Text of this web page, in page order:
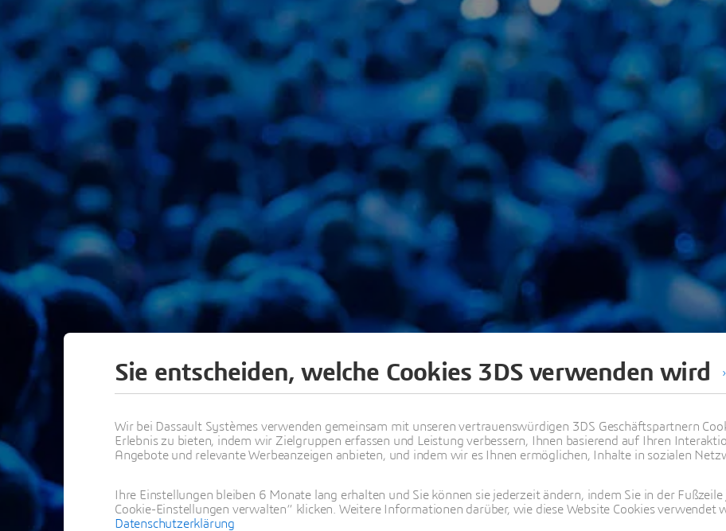
Vielen Dank für Ihr
Umsetzung und Vorteile einer virtuellen Inbetriebnahme
Sie entscheiden, welche Cookies 3DS verwenden wird
Wir bei Dassault Systèmes verwenden gemeinsam mit unseren vertrauenswürdigen 3DS Geschäftspartnern
Erlebnis zu bieten, indem wir Zielgruppen erfassen und Leistung verbessern, Ihnen basierend auf Ihren
Angebote und relevante Werbeanzeigen anbieten, und indem wir es Ihnen ermöglichen, Inhalte in sozialen
Ihre Einstellungen bleiben 6 Monate lang erhalten und Sie können sie jederzeit ändern, indem Sie in der
Cookie-Einstellungen verwalten“ klicken. Weitere Informationen darüber, wie diese Website Cookies verwendet
Datenschutzerklärung